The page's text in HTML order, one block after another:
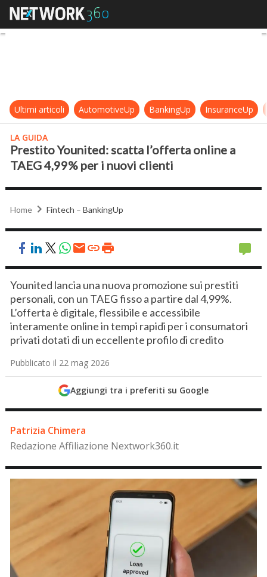
Prestito Younited: scatta l’offerta
Ultimi articoli AutomotiveUp BankingUp InsuranceUp
LA GUIDA
Prestito Younited: scatta l’offerta online a
TAEG 4,99% per i nuovi clienti
Home Fintech – BankingUp
Younited lancia una nuova promozione sui prestiti
personali, con un TAEG fisso a partire dal 4,99%.
L’offerta è digitale, flessibile e accessibile
interamente online in tempi rapidi per i consumatori
privati dotati di un eccellente profilo di credito
Pubblicato il 22 mag 2026
Aggiungi tra i preferiti su Google
Patrizia Chimera
Redazione Affiliazione Nextwork360.it